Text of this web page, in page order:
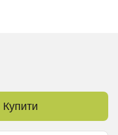
Купити